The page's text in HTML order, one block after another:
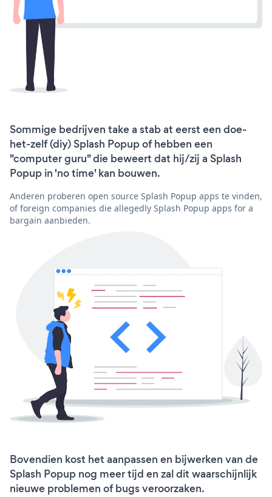
Sommige bedrijven take a stab at eerst een doe-
het-zelf (diy) Splash Popup of hebben een
"computer guru" die beweert dat hij/zij a Splash
Popup in 'no time' kan bouwen.
Anderen proberen open source Splash Popup apps te vinden,
of foreign companies die allegedly Splash Popup apps for a
bargain aanbieden.
Bovendien kost het aanpassen en bijwerken van de
Splash Popup nog meer tijd en zal dit waarschijnlijk
nieuwe problemen of bugs veroorzaken.